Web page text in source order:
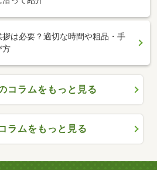
拶は必要？適切な時間や粗品・手
方
コラムをもっと見る
ラムをもっと見る